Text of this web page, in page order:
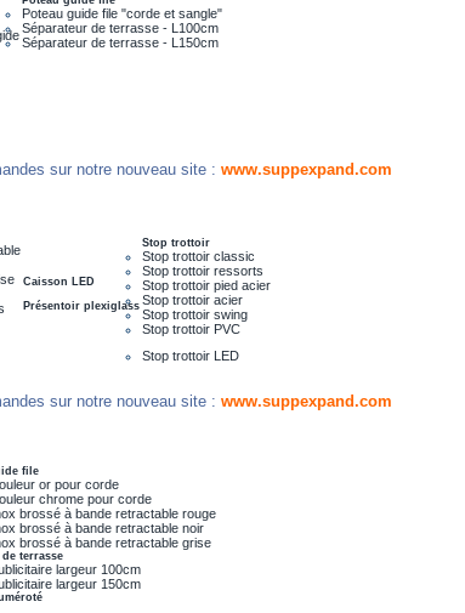
Poteau guide file "corde et sangle"
Séparateur de terrasse - L100cm
Séparateur de terrasse - L150cm
sur notre nouveau site : www.suppexpand.com
Caisson LED
Présentoir plexiglass
Stop trottoir
Stop trottoir classic
Stop trottoir ressorts
Stop trottoir pied acier
Stop trottoir acier
Stop trottoir swing
Stop trottoir PVC
Stop trottoir LED
sur notre nouveau site : www.suppexpand.com
file
or pour corde
chrome pour corde
brossé à bande retractable rouge
brossé à bande retractable noir
brossé à bande retractable grise
terrasse
largeur 100cm
largeur 150cm